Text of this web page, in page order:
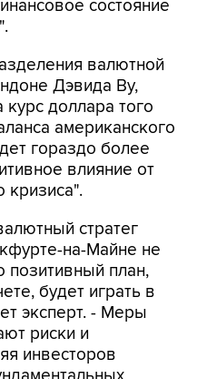
валютной
курс доллара того
американского
гораздо более
влияние от
кризиса".
стратег
план,
будет играть в
эксперт. - Меры
риски и
инвесторов
которые